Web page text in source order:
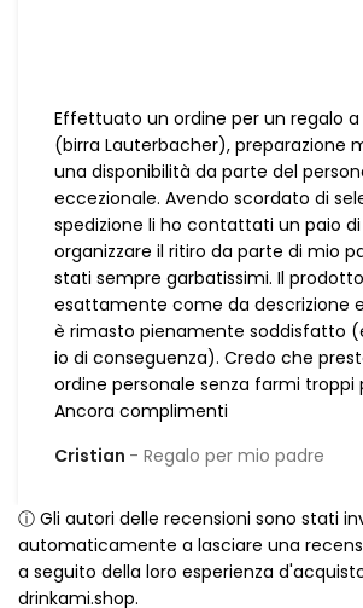
Effettuato un ordine per un regalo
(birra Lauterbacher), preparazione
una disponibilità da parte del
eccezionale. Avendo scordato di
spedizione li ho contattati un paio
organizzare il ritiro da parte di mio
stati sempre garbatissimi. Il
esattamente come da descrizione
è rimasto pienamente soddisfatto
io di conseguenza). Credo che
ordine personale senza farmi troppi
Ancora complimenti
Cristian
Regalo per mio padre
ⓘ Gli autori delle recensioni sono stati
automaticamente a lasciare una
a seguito della loro esperienza
drinkami.shop.